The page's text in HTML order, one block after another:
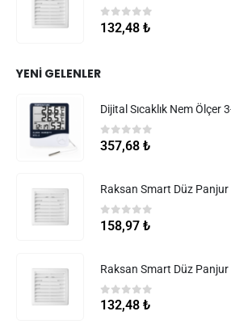
05 üzerinden
132,48 ₺
YENI GELENLER
Dijital Sıcaklık Nem Ölçer
05 üzerinden
357,68 ₺
Raksan Smart Düz Panjur
0 5 üzerinden
158,97 ₺
Raksan Smart Düz Panjur
05 üzerinden
132,48 ₺